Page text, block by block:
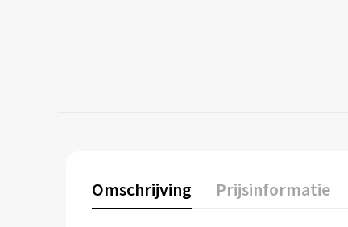
Omschrijving Prijsinformatie